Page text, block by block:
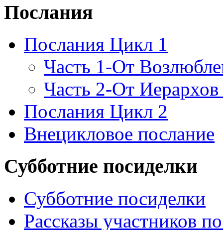
Послания
Послания Цикл 1
Часть 1-От
Часть 2-От
Послания Цикл 2
Внецикловое послание
Субботние посиделки
Субботние посиделки
Рассказы участников